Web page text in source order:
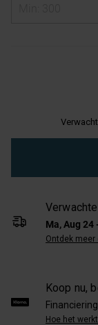
Ma, Aug 24
Ontdek meer
Koop nu,
Hoe het werkt